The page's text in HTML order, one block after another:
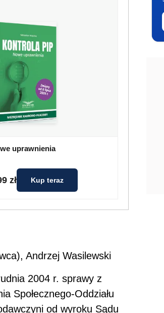
uprawnienia
zł Kup teraz
Andrzej Wasilewski
2004 r. sprawy z
Społecznego-Oddziału
od wyroku Sądu